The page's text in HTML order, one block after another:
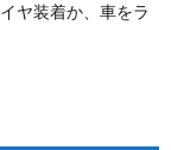
ヤ装着か、車をラ